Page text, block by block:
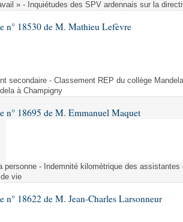
» - Inquiétudes des SPV ardennais sur la
n° 18530 de M. Mathieu Lefèvre
secondaire - Classement REP du collège
à Champigny
n° 18695 de M. Emmanuel Maquet
personne - Indemnité kilométrique des
vie
n° 18622 de M. Jean-Charles Larsonneur